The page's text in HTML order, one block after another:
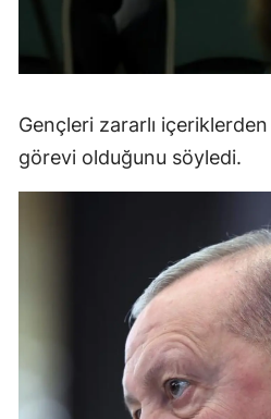
Gençleri zararlı
görevi olduğunu söyledi.